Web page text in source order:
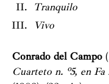
Tranquilo
Vivo
Conrado del Campo
Cuarteto n. º5, en